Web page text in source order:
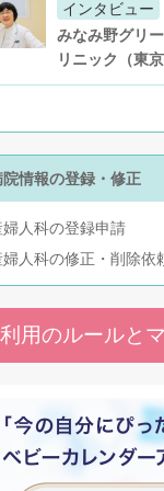
インタビュー
みなみ野グリ
リニック（東
院情報の登録・修正
婦人科の登録申請
婦人科の修正・削除依
用のルールと